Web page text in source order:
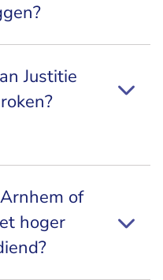
Justitie
of
hoger